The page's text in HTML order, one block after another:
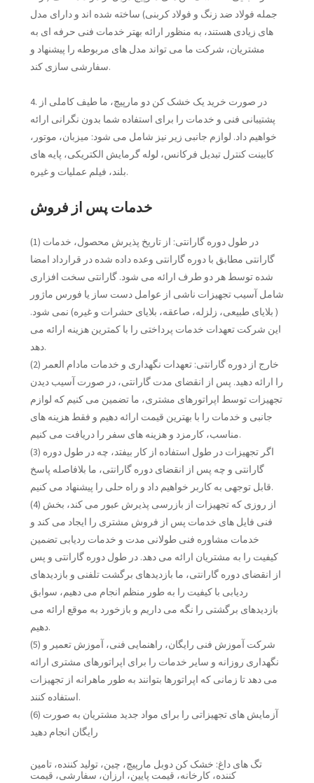
جمله فولاد ضد زنگ و فولاد کربنی) ساخته شده اند و دارای مدل
های زیادی هستند، به منظور ارائه بهتر خدمات فنی حرفه ای به
مشتریان، شرکت ما می تواند مدل های مربوطه را پیشنهاد و
سفارشی سازی کند.
4. در صورت خرید یک خشک کن دو مارپیچ، ما طیف کاملی از
پشتیبانی فنی و خدمات را برای استفاده شما بدون نگرانی ارائه
خواهیم داد. لوازم جانبی زیر نیز شامل می شود: میزبان، موتور،
کابینت کنترل تبدیل فرکانس، لوله گرمایش الکتریکی، پایه های
بلند، فیلم عملیات و غیره.
خدمات پس از فروش
(1) در طول دوره گارانتی: از تاریخ پذیرش محصول، خدمات
گارانتی مطابق با دوره گارانتی وعده داده شده در قرارداد امضا
شده توسط هر دو طرف ارائه می شود. گارانتی سخت افزاری
شامل آسیب تجهیزات ناشی از عوامل دست ساز یا فورس ماژور
( بلایای طبیعی، زلزله، صاعقه، بلایای حشرات و غیره) نمی شود.
این شرکت تعهدات خدمات پرداختی را با کمترین هزینه ارائه می
دهد.
(2) خارج از دوره گارانتی: تعهدات نگهداری و خدمات مادام العمر
را ارائه دهید. پس از انقضای مدت گارانتی، در صورت آسیب دیدن
تجهیزات توسط اپراتورهای مشتری، ما تضمین می کنیم که لوازم
جانبی و خدمات را با بهترین قیمت ارائه دهیم و فقط هزینه های
مناسب، کارمزد و هزینه های سفر را دریافت می کنیم.
(3) اگر تجهیزات در طول استفاده از کار بیفتد، چه در طول دوره
گارانتی و چه پس از انقضای دوره گارانتی، ما بلافاصله پاسخ
قابل توجهی به کاربر خواهیم داد و راه حلی را پیشنهاد می کنیم.
(4) از روزی که تجهیزات از بازرسی پذیرش عبور می کند، بخش
فنی فایل های خدمات پس از فروش مشتری را ایجاد می کند و
خدمات مشاوره فنی طولانی مدت و خدمات ردیابی تضمین
کیفیت را به مشتریان ارائه می دهد. در طول دوره گارانتی و پس
از انقضای دوره گارانتی، ما بازدیدهای برگشت تلفنی و بازدیدهای
ردیابی با کیفیت را به طور منظم انجام می دهیم، سوابق
بازدیدهای برگشتی را نگه می داریم و بازخورد به موقع ارائه می
دهیم.
(5) شرکت آموزش فنی رایگان، راهنمایی فنی، آموزش تعمیر و
نگهداری روزانه و سایر خدمات را برای اپراتورهای مشتری ارائه
می دهد تا زمانی که اپراتورها بتوانند به طور ماهرانه از تجهیزات
استفاده کنند.
(6) آزمایش های تجهیزاتی را برای مواد جدید مشتریان به صورت
رایگان انجام دهید
تگ های داغ: خشک کن دوبل مارپیچ، چین، تولید کننده، تامین
کننده، کارخانه، قیمت پایین، ارزان، سفارشی، قیمت